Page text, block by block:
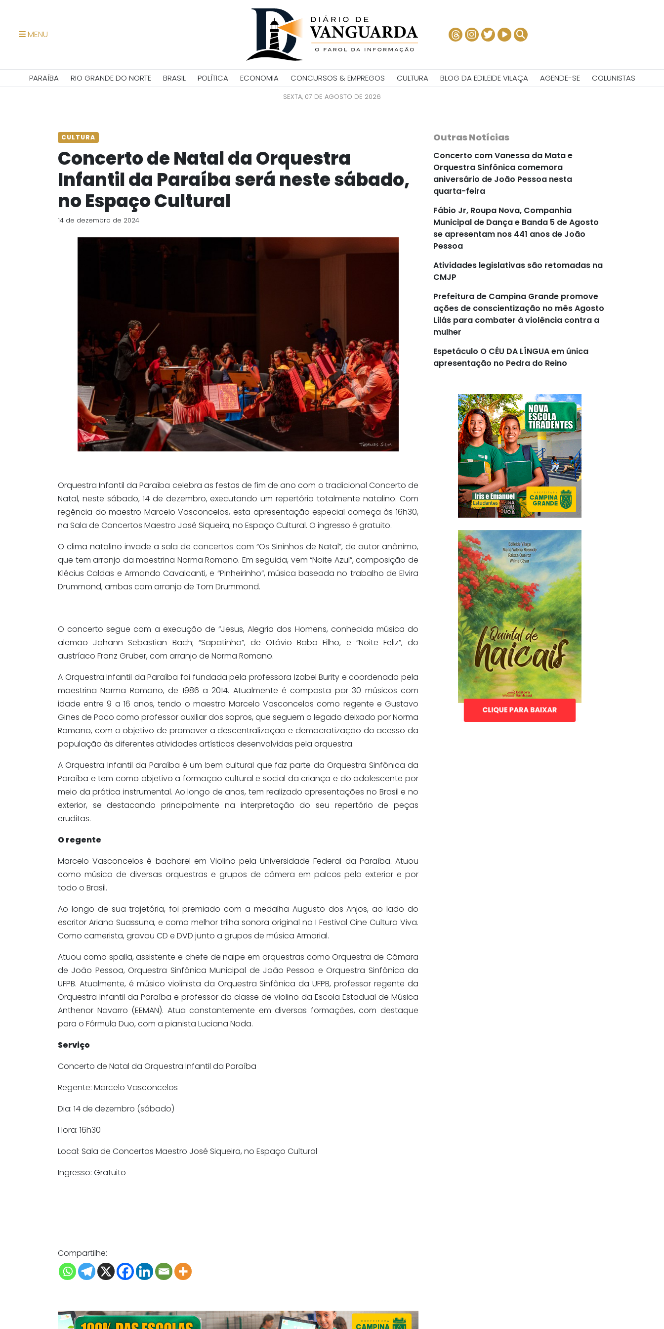
MENU
PARAÍBA RIO GRANDE DO NORTE BRASIL POLÍTICA ECONOMIA CONCURSOS & EMPREGOS CULTURA BLOG DA EDILEIDE VILAÇA AGENDE-SE COLUNISTAS
SEXTA, 07 DE AGOSTO DE 2026
CULTURA
Concerto de Natal da Orquestra
Infantil da Paraíba será neste sábado,
no Espaço Cultural
14 de dezembro de 2024
Orquestra Infantil da Paraíba celebra as festas de fim de ano com o tradicional Concerto de
Natal, neste sábado, 14 de dezembro, executando um repertório totalmente natalino. Com
regência do maestro Marcelo Vasconcelos, esta apresentação especial começa às 16h30,
na Sala de Concertos Maestro José Siqueira, no Espaço Cultural. O ingresso é gratuito.
O clima natalino invade a sala de concertos com “Os Sininhos de Natal”, de autor anônimo,
que tem arranjo da maestrina Norma Romano. Em seguida, vem “Noite Azul”, composição de
Klécius Caldas e Armando Cavalcanti, e “Pinheirinho”, música baseada no trabalho de Elvira
Drummond, ambas com arranjo de Tom Drummond.
O concerto segue com a execução de “Jesus, Alegria dos Homens, conhecida música do
alemão Johann Sebastian Bach; “Sapatinho”, de Otávio Babo Filho, e “Noite Feliz”, do
austríaco Franz Gruber, com arranjo de Norma Romano.
A Orquestra Infantil da Paraíba foi fundada pela professora Izabel Burity e coordenada pela
maestrina Norma Romano, de 1986 a 2014. Atualmente é composta por 30 músicos com
idade entre 9 a 16 anos, tendo o maestro Marcelo Vasconcelos como regente e Gustavo
Gines de Paco como professor auxiliar dos sopros, que seguem o legado deixado por Norma
Romano, com o objetivo de promover a descentralização e democratização do acesso da
população às diferentes atividades artísticas desenvolvidas pela orquestra.
A Orquestra Infantil da Paraíba é um bem cultural que faz parte da Orquestra Sinfônica da
Paraíba e tem como objetivo a formação cultural e social da criança e do adolescente por
meio da prática instrumental. Ao longo de anos, tem realizado apresentações no Brasil e no
exterior, se destacando principalmente na interpretação do seu repertório de peças
eruditas.
O regente
Marcelo Vasconcelos é bacharel em Violino pela Universidade Federal da Paraíba. Atuou
como músico de diversas orquestras e grupos de câmera em palcos pelo exterior e por
todo o Brasil.
Ao longo de sua trajetória, foi premiado com a medalha Augusto dos Anjos, ao lado do
escritor Ariano Suassuna, e como melhor trilha sonora original no I Festival Cine Cultura Viva.
Como camerista, gravou CD e DVD junto a grupos de música Armorial.
Atuou como spalla, assistente e chefe de naipe em orquestras como Orquestra de Câmara
de João Pessoa, Orquestra Sinfônica Municipal de João Pessoa e Orquestra Sinfônica da
UFPB. Atualmente, é músico violinista da Orquestra Sinfônica da UFPB, professor regente da
Orquestra Infantil da Paraíba e professor da classe de violino da Escola Estadual de Música
Anthenor Navarro (EEMAN). Atua constantemente em diversas formações, com destaque
para o Fórmula Duo, com a pianista Luciana Noda.
Serviço
Concerto de Natal da Orquestra Infantil da Paraíba
Regente: Marcelo Vasconcelos
Dia: 14 de dezembro (sábado)
Hora: 16h30
Local: Sala de Concertos Maestro José Siqueira, no Espaço Cultural
Ingresso: Gratuito
Compartilhe:
Outras Notícias
Concerto com Vanessa da Mata e
Orquestra Sinfônica comemora
aniversário de João Pessoa nesta
quarta-feira
Fábio Jr, Roupa Nova, Companhia
Municipal de Dança e Banda 5 de Agosto
se apresentam nos 441 anos de João
Pessoa
Atividades legislativas são retomadas na
CMJP
Prefeitura de Campina Grande promove
ações de conscientização no mês Agosto
Lilás para combater à violência contra a
mulher
Espetáculo O CÉU DA LÍNGUA em única
apresentação no Pedra do Reino